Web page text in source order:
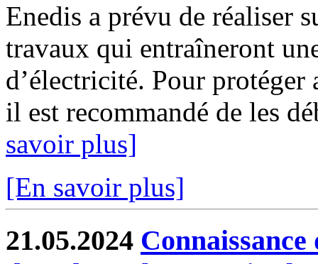
Enedis a prévu de réaliser
travaux qui entraîneront
d’électricité. Pour protéger
il est recommandé de les
savoir plus]
[En savoir plus]
21.05.2024